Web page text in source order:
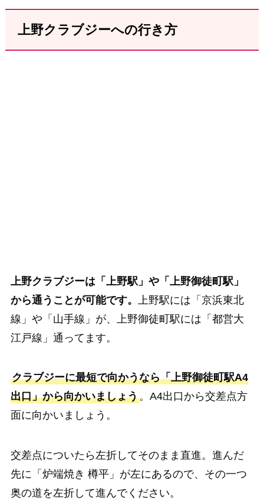
上野クラブジーへの行き方
上野クラブジーは「上野駅」や「上野御徒町駅」
から通うことが可能です。
上野駅には「京浜東北
線」や「山手線」が、上野御徒町駅には「都営大
江戸線」通ってます。
クラブジーに最短で向かうなら「上野御徒町駅A4
出口」から向かいましょう。A4出口から交差点方
面に向かいましょう。
交差点についたら左折してそのまま直進。進んだ
先に「炉端焼き 樽平」が左にあるので、その一つ
奥の道を左折して進んでください。